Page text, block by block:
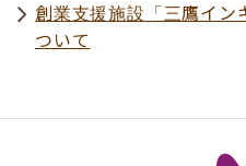
創業支援施設「三鷹イ
ついて